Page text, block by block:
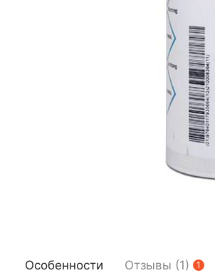
Особенности Отзывы (1) 1